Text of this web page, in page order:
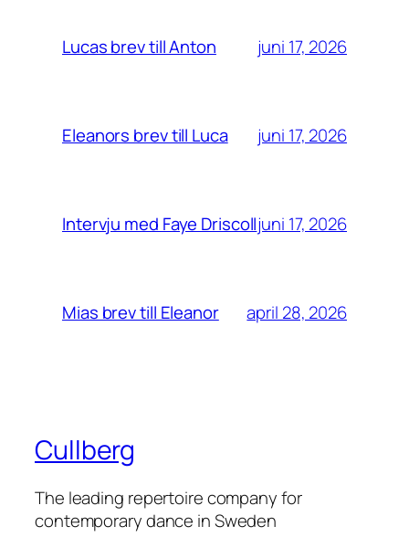
Lucas brev till Anton juni 17, 2026
Eleanors brev till Luca juni 17, 2026
Intervju med Faye Driscolljuni 17, 2026
Mias brev till Eleanor april 28, 2026
Cullberg
The leading repertoire company for
contemporary dance in Sweden